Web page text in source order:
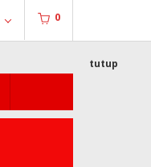
0
tutup